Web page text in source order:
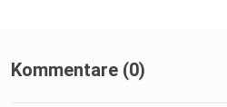
Kommentare (0)